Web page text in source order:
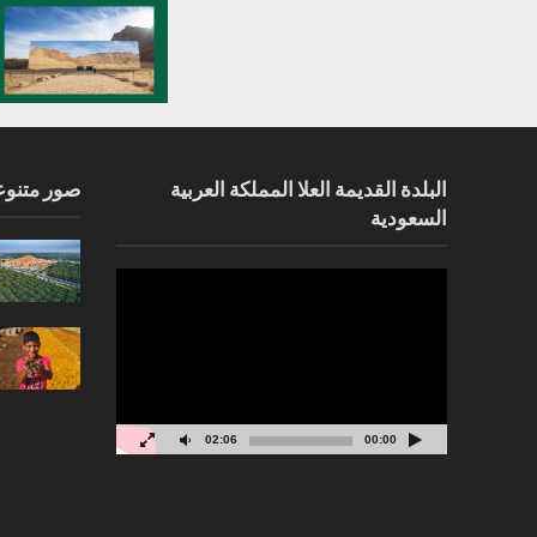
صور
البلدة القديمة العلا المملكة العربية
السعودية
00:00
02:06